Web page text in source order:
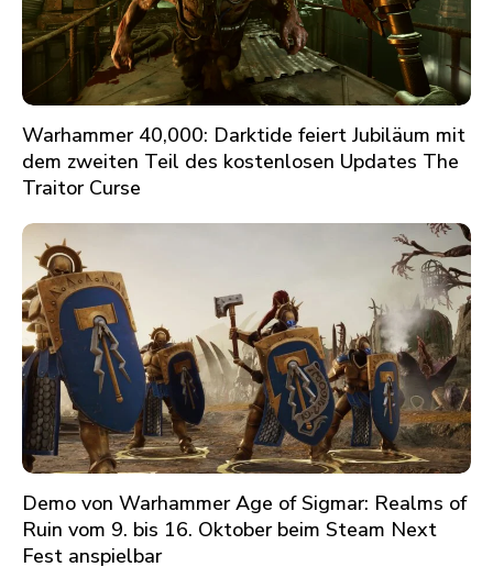
Warhammer 40,000: Darktide feiert Jubiläum mit
dem zweiten Teil des kostenlosen Updates The
Traitor Curse
Demo von Warhammer Age of Sigmar: Realms of
Ruin vom 9. bis 16. Oktober beim Steam Next
Fest anspielbar